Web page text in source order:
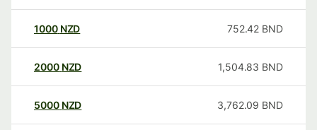
1000 NZD 752.42 BND
2000 NZD 1,504.83 BND
5000 NZD 3,762.09 BND